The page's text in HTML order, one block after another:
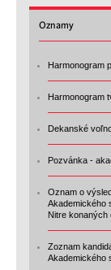
Oznamy
Harmonogram
Harmonogram
Dekanské
Pozvánka -
Oznam o
Akademického
Nitre konaných
Zoznam
Akademického